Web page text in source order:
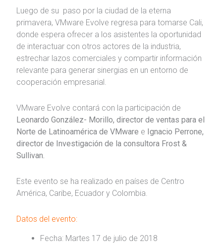
Luego de su paso por la ciudad de la eterna
primavera, VMware Evolve regresa para tomarse Cali,
donde espera ofrecer a los asistentes la oportunidad
de interactuar con otros actores de la industria,
estrechar lazos comerciales y compartir información
relevante para generar sinergias en un entorno de
cooperación empresarial.
VMware Evolve contará con la participación de
Leonardo González- Morillo, director de ventas para el
Norte de Latinoamérica de VMware e Ignacio Perrone,
director de Investigación de la consultora Frost &
Sullivan.
Este evento se ha realizado en países de Centro
América, Caribe, Ecuador y Colombia.
Datos del evento:
Fecha: Martes 17 de julio de 2018